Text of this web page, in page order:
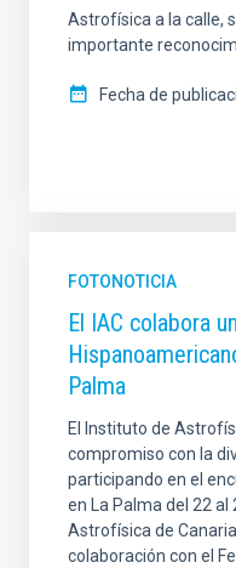
Astrofísica a la calle,
importante
Fecha de
FOTONOTICIA
El IAC colabora
Palma
El Instituto de
compromiso con la
participando en el
en La Palma del 22
Astrofísica de
colaboración con el